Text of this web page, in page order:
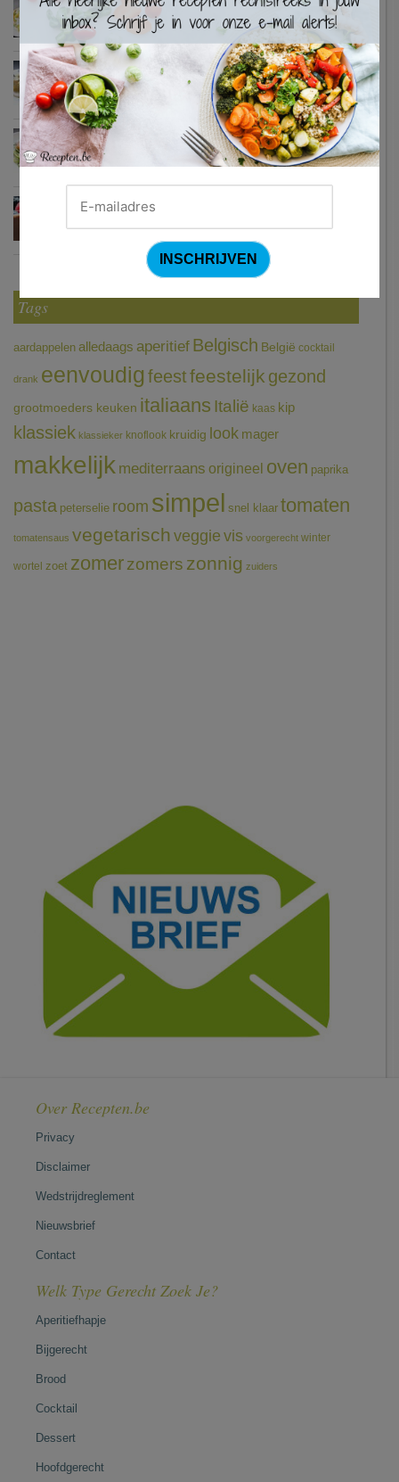
Zweedse gehaktballetjes
Courgetti met paprikasaus en halloumi (Sandra Bekkari)
Chocomousse met fruitbier
Tags
aardappelen alledaags aperitief Belgisch België cocktail
drank eenvoudigfeestfeestelijk gezond
grootmoeders keuken italiaans Italië kaas kip
klassiek klassieker knoflook kruidig look mager
makkelijk mediterraans origineel oven paprika
pasta peterselie room simpel snel klaar tomaten
tomatensaus vegetarischveggie vis voorgerecht winter
wortel zoet zomerzomers zonnig zuiders
Over Recepten.be
Privacy
Disclaimer
Wedstrijdreglement
Nieuwsbrief
Contact
Welk Type Gerecht Zoek Je?
Aperitiefhapje
Bijgerecht
Brood
Cocktail
Dessert
Hoofdgerecht